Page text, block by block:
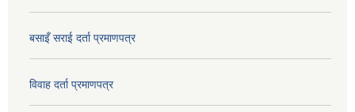
बसाइँ सराई दर्ता प्रमाणपत्र
विवाह दर्ता प्रमाणपत्र